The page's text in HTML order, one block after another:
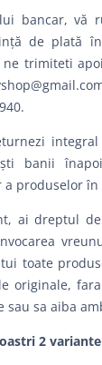
bancar, vă
de plată
ne trimiteti
banii
a produselor în
ai dreptul
toate
originale,
sau sa aiba
2 variante